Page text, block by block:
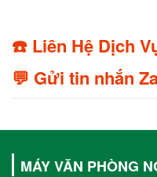
☎️ Liên Hệ Dịch
💬 Gửi tin nhắn
MÁY VĂN PHÒNG